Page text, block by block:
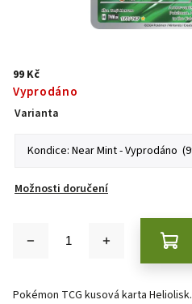
99 Kč
Vyprodáno
Varianta
Možnosti doručení
Pokémon TCG kusová karta Heliolisk.